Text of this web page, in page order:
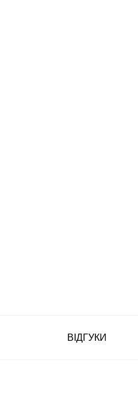
ВІДГУКИ